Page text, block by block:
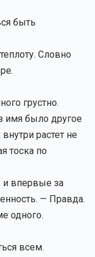
быть
Словно
грустно.
имя было другое
растет не
тоска по
впервые за
— Правда.
одного.
всем.